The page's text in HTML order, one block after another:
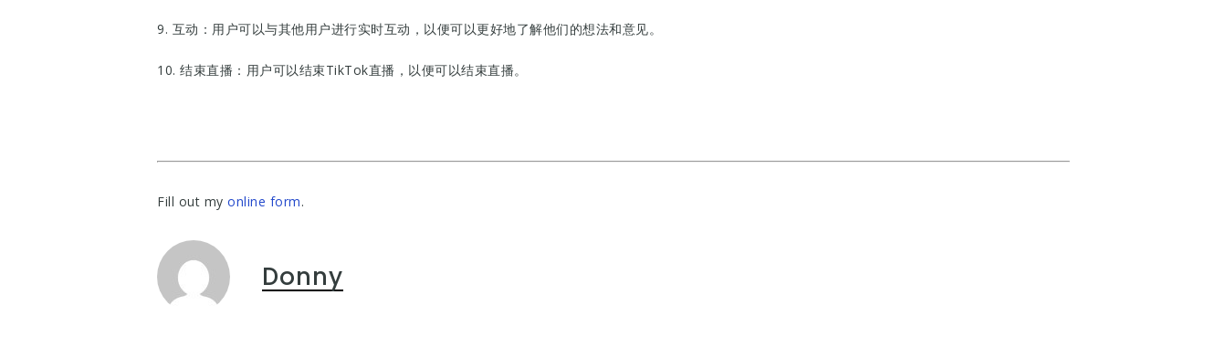
9. 互动：用户可以与其他用户进行实时互动，以便可以更好地了解他们的想法和意见。
10. 结束直播：用户可以结束TikTok直播，以便可以结束直播。
Fill out my online form.
Donny